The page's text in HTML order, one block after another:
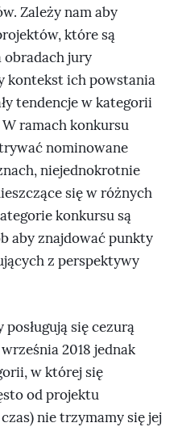
Zależy nam aby
które są
obradach jury
kontekst ich powstania
tendencje w kategorii
ramach konkursu
nominowane
niejednokrotnie
się w różnych
konkursu są
aby znajdować punkty
z perspektywy
się cezurą
2018 jednak
w której się
od projektu
nie trzymamy się jej